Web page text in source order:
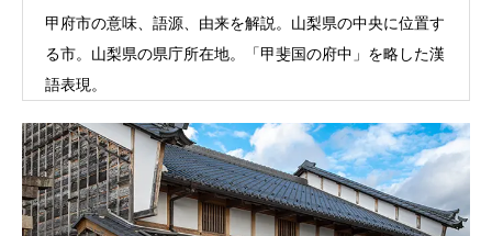
甲府市の意味、語源、由来を解説。山梨県の中央に位置す
る市。山梨県の県庁所在地。「甲斐国の府中」を略した漢
語表現。